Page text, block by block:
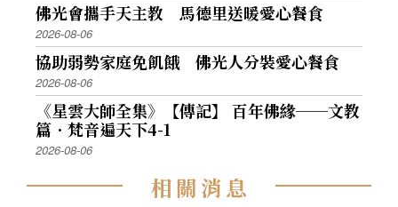
佛光會攜手天主教 馬德里送暖愛心餐食
2026-08-06
協助弱勢家庭免飢餓 佛光人分裝愛心餐食
2026-08-06
《星雲大師全集》【傳記】 百年佛緣──文教
篇．梵音遍天下4-1
2026-08-06
相關消息